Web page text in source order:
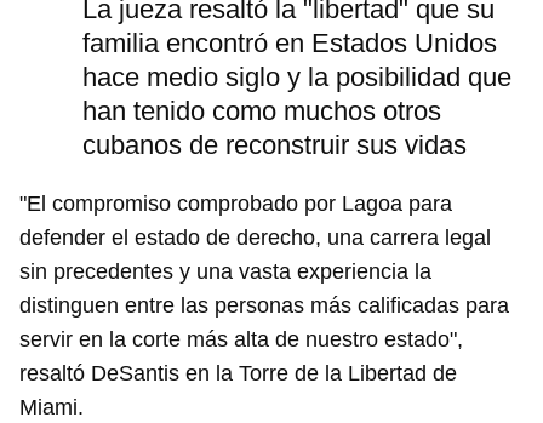
La jueza resaltó la "libertad" que su
familia encontró en Estados Unidos
hace medio siglo y la posibilidad que
han tenido como muchos otros
cubanos de reconstruir sus vidas
"El compromiso comprobado por Lagoa para
defender el estado de derecho, una carrera legal
sin precedentes y una vasta experiencia la
distinguen entre las personas más calificadas para
servir en la corte más alta de nuestro estado",
resaltó DeSantis en la Torre de la Libertad de
Miami.